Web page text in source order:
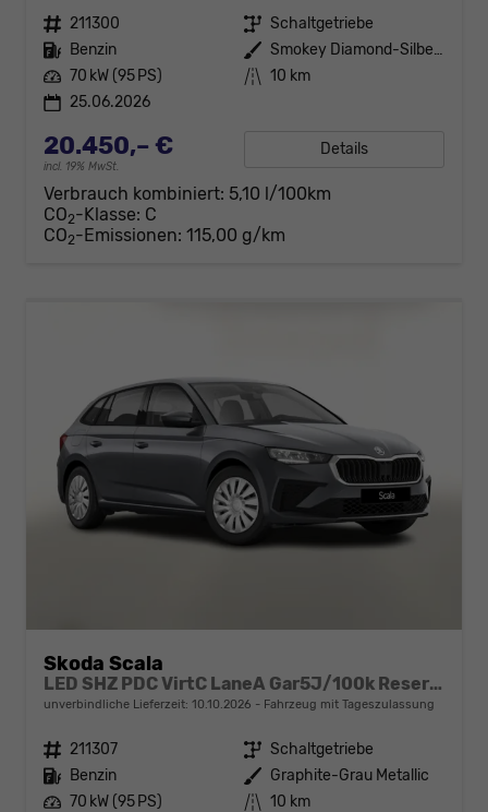
Fahrzeugnr. 211300 Getriebe Schaltgetriebe
Kraftstoff Benzin Außenfarbe
Smokey Diamond-Silber Metallic
Leistung 70 kW (95 PS) Kilometerstand 10 km
25.06.2026
20.450,– €
incl. 19% MwSt.
Details
Verbrauch kombiniert: 5,10 l/100km
CO2-Klasse: C
CO2-Emissionen: 115,00 g/km
Skoda Scala
LED SHZ PDC VirtC LaneA Gar5J/100k Reserve
unverbindliche Lieferzeit: 10.10.2026 Fahrzeug mit Tageszulassung
Fahrzeugnr. 211307 Getriebe Schaltgetriebe
Kraftstoff Benzin Außenfarbe Graphite-Grau Metallic
Leistung 70 kW (95 PS) Kilometerstand 10 km